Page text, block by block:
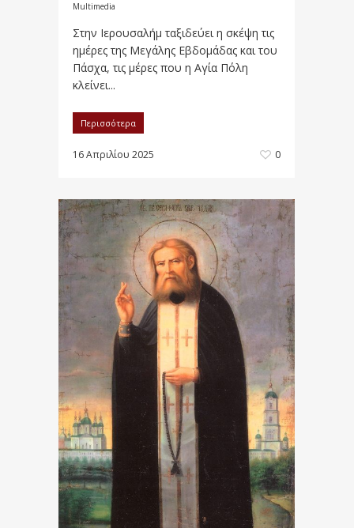
Multimedia
Στην Ιερουσαλήμ ταξιδεύει η σκέψη τις
ημέρες της Μεγάλης Εβδομάδας και του
Πάσχα, τις μέρες που η Αγία Πόλη
κλείνει...
Περισσότερα
16 Απριλίου 2025 0